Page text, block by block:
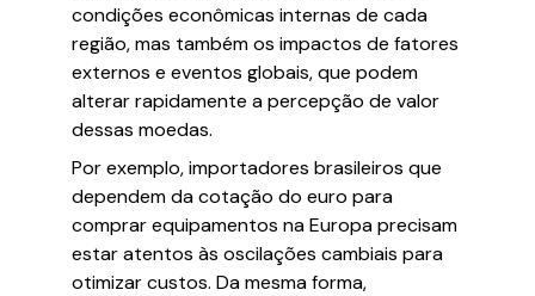
condições econômicas internas de cada
região, mas também os impactos de fatores
externos e eventos globais, que podem
alterar rapidamente a percepção de valor
dessas moedas.
Por exemplo, importadores brasileiros que
dependem da cotação do euro para
comprar equipamentos na Europa precisam
estar atentos às oscilações cambiais para
otimizar custos. Da mesma forma,